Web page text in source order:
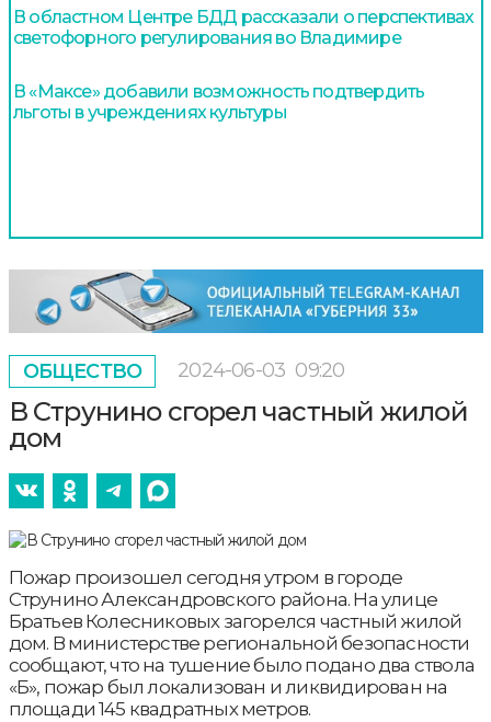
В областном Центре БДД рассказали о перспективах
светофорного регулирования во Владимире
В «Максе» добавили возможность подтвердить
льготы в учреждениях культуры
ОБЩЕСТВО 2024-06-03 09:20
В Струнино сгорел частный жилой
дом
Пожар произошел сегодня утром в городе
Струнино Александровского района. На улице
Братьев Колесниковых загорелся частный жилой
дом. В министерстве региональной безопасности
сообщают, что на тушение было подано два ствола
«Б», пожар был локализован и ликвидирован на
площади 145 квадратных метров.